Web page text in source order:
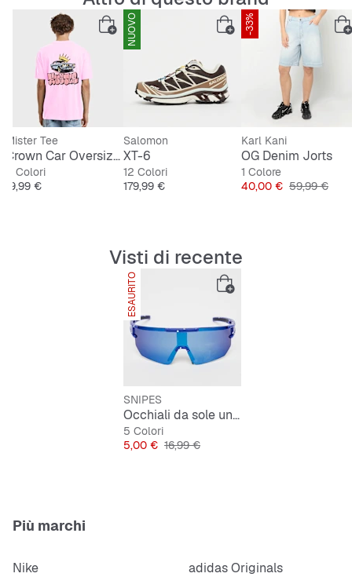
Mister Tee
Crown Car Oversize Tee
2 Colori
Prezzo
19,99 €
NUOVO
Salomon
XT-6
12 Colori
Prezzo
179,99 €
-33%
Karl Kani
OG Denim Jorts
1 Colore
Prezzo
40,00 € Prezzo
59,99 €
Visti di recente
ESAURITO
SNIPES
Occhiali da sole unisex
5 Colori
Prezzo
5,00 € Prezzo originale
16,99 €
Più marchi
Nike
adidas Originals